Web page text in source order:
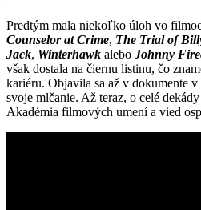
Predtým mala niekoľko úloh vo
Counselor at Crime, The Trial of
Jack, Winterhawk alebo Johnny
však dostala na čiernu listinu, čo
kariéru. Objavila sa až v dokumente
svoje mlčanie. Až teraz, o celé
Akadémia filmových umení a vied